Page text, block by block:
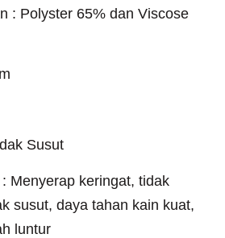
: Polyster 65% dan Viscose
Susut
Menyerap keringat, tidak
susut, daya tahan kain kuat,
luntur